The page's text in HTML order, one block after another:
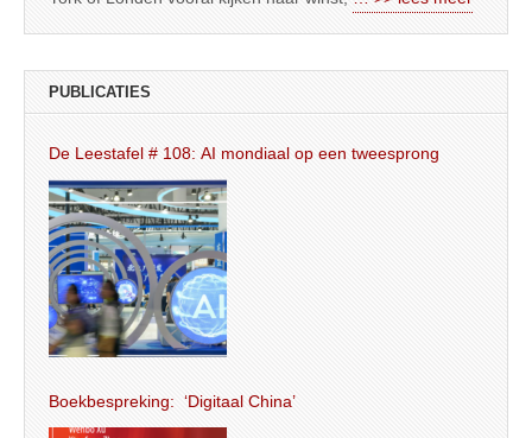
PUBLICATIES
De Leestafel # 108: AI mondiaal op een tweesprong
Boekbespreking: ‘Digitaal China’